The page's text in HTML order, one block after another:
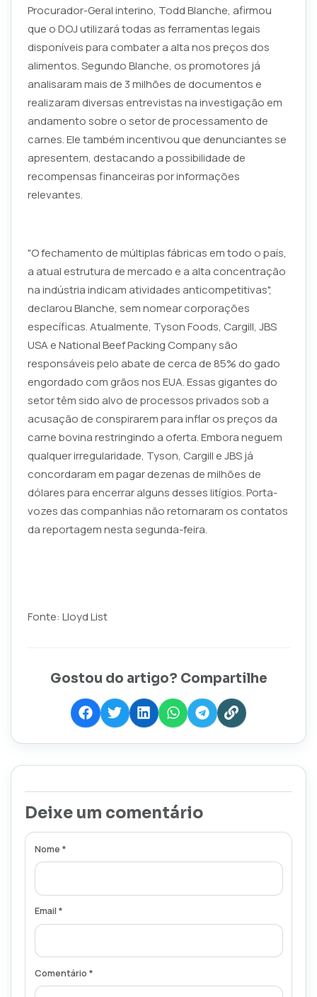
Procurador-Geral interino, Todd Blanche, afirmou
que o DOJ utilizará todas as ferramentas legais
disponíveis para combater a alta nos preços dos
alimentos. Segundo Blanche, os promotores já
analisaram mais de 3 milhões de documentos e
realizaram diversas entrevistas na investigação em
andamento sobre o setor de processamento de
carnes. Ele também incentivou que denunciantes se
apresentem, destacando a possibilidade de
recompensas financeiras por informações
relevantes.
"O fechamento de múltiplas fábricas em todo o país,
a atual estrutura de mercado e a alta concentração
na indústria indicam atividades anticompetitivas",
declarou Blanche, sem nomear corporações
específicas. Atualmente, Tyson Foods, Cargill, JBS
USA e National Beef Packing Company são
responsáveis pelo abate de cerca de 85% do gado
engordado com grãos nos EUA. Essas gigantes do
setor têm sido alvo de processos privados sob a
acusação de conspirarem para inflar os preços da
carne bovina restringindo a oferta. Embora neguem
qualquer irregularidade, Tyson, Cargill e JBS já
concordaram em pagar dezenas de milhões de
dólares para encerrar alguns desses litígios. Porta-
vozes das companhias não retornaram os contatos
da reportagem nesta segunda-feira.
Fonte: Lloyd List
Gostou do artigo? Compartilhe
Deixe um comentário
Nome *
Email *
Comentário *